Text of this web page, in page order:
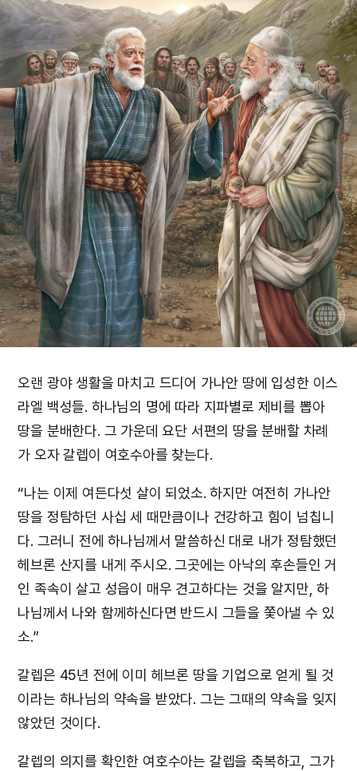
오랜 광야 생활을 마치고 드디어 가나안 땅에 입성한 이스
라엘 백성들. 하나님의 명에 따라 지파별로 제비를 뽑아
땅을 분배한다. 그 가운데 요단 서편의 땅을 분배할 차례
가 오자 갈렙이 여호수아를 찾는다.
“나는 이제 여든다섯 살이 되었소. 하지만 여전히 가나안
땅을 정탐하던 사십 세 때만큼이나 건강하고 힘이 넘칩니
다. 그러니 전에 하나님께서 말씀하신 대로 내가 정탐했던
헤브론 산지를 내게 주시오. 그곳에는 아낙의 후손들인 거
인 족속이 살고 성읍이 매우 견고하다는 것을 알지만, 하
나님께서 나와 함께하신다면 반드시 그들을 쫓아낼 수 있
소.”
갈렙은 45년 전에 이미 헤브론 땅을 기업으로 얻게 될 것
이라는 하나님의 약속을 받았다. 그는 그때의 약속을 잊지
않았던 것이다.
갈렙의 의지를 확인한 여호수아는 갈렙을 축복하고, 그가